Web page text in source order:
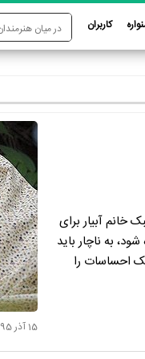
کاربران
آبیار برای
به ناچار باید
احساسات را
15 آذر 1395